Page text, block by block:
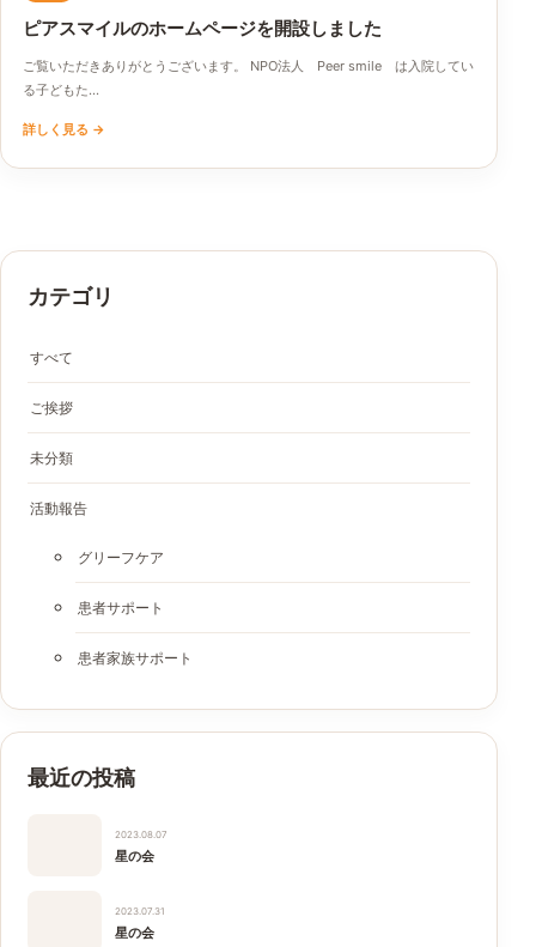
ピアスマイルのホームページを開設しました
ご覧いただきありがとうございます。 NPO法人 Peer smile は入院してい
る子どもた…
詳しく見る →
カテゴリ
すべて
ご挨拶
未分類
活動報告
グリーフケア
患者サポート
患者家族サポート
最近の投稿
2023.08.07
星の会
2023.07.31
星の会